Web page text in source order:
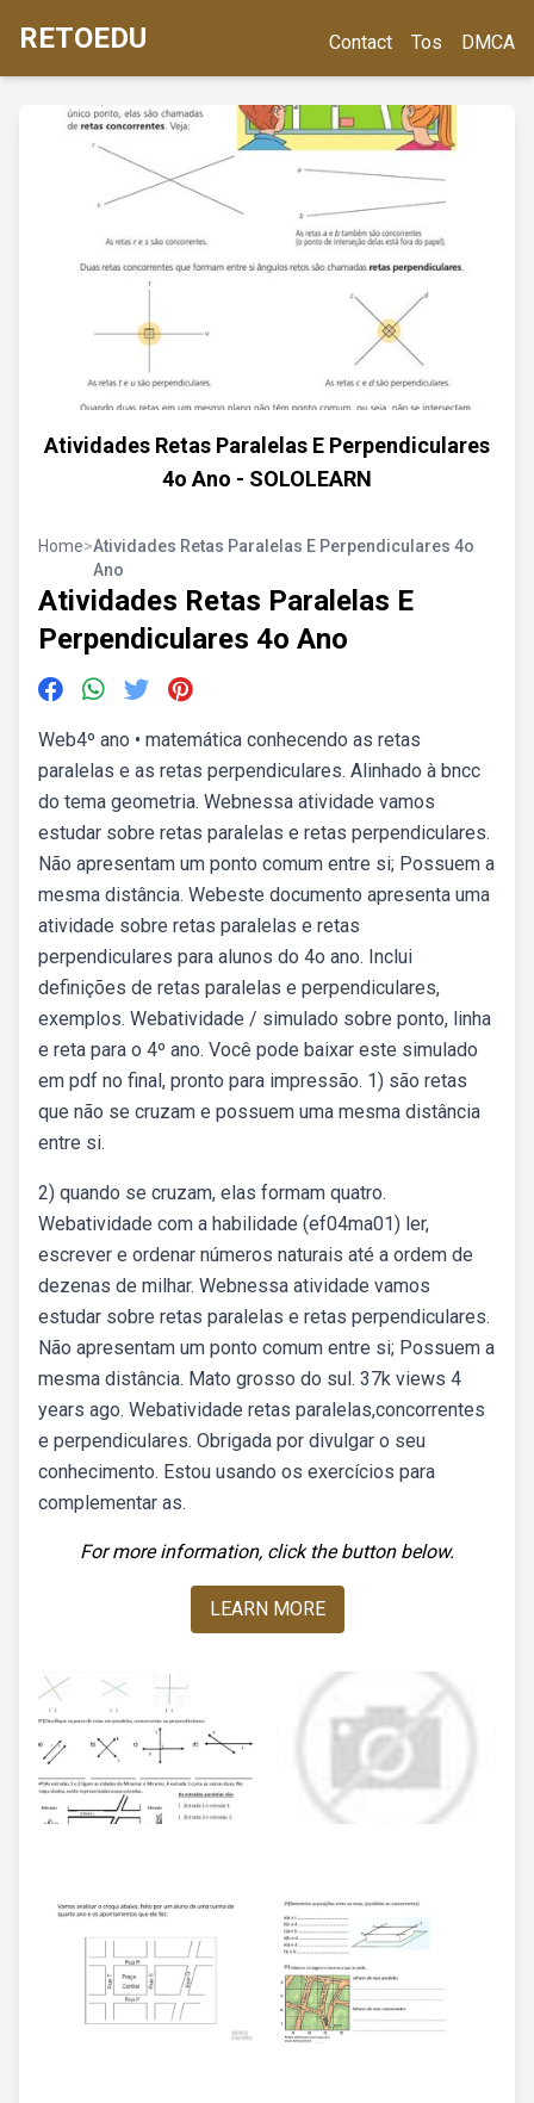
RETOEDU Contact Tos DMCA
Atividades Retas Paralelas E Perpendiculares
4o Ano - SOLOLEARN
Home>Atividades Retas Paralelas E Perpendiculares 4o
Ano
Atividades Retas Paralelas E
Perpendiculares 4o Ano
Web4º ano • matemática conhecendo as retas
paralelas e as retas perpendiculares. Alinhado à bncc
do tema geometria. Webnessa atividade vamos
estudar sobre retas paralelas e retas perpendiculares.
Não apresentam um ponto comum entre si; Possuem a
mesma distância. Webeste documento apresenta uma
atividade sobre retas paralelas e retas
perpendiculares para alunos do 4o ano. Inclui
definições de retas paralelas e perpendiculares,
exemplos. Webatividade / simulado sobre ponto, linha
e reta para o 4º ano. Você pode baixar este simulado
em pdf no final, pronto para impressão. 1) são retas
que não se cruzam e possuem uma mesma distância
entre si.
2) quando se cruzam, elas formam quatro.
Webatividade com a habilidade (ef04ma01) ler,
escrever e ordenar números naturais até a ordem de
dezenas de milhar. Webnessa atividade vamos
estudar sobre retas paralelas e retas perpendiculares.
Não apresentam um ponto comum entre si; Possuem a
mesma distância. Mato grosso do sul. 37k views 4
years ago. Webatividade retas paralelas,concorrentes
e perpendiculares. Obrigada por divulgar o seu
conhecimento. Estou usando os exercícios para
complementar as.
For more information, click the button below.
LEARN MORE